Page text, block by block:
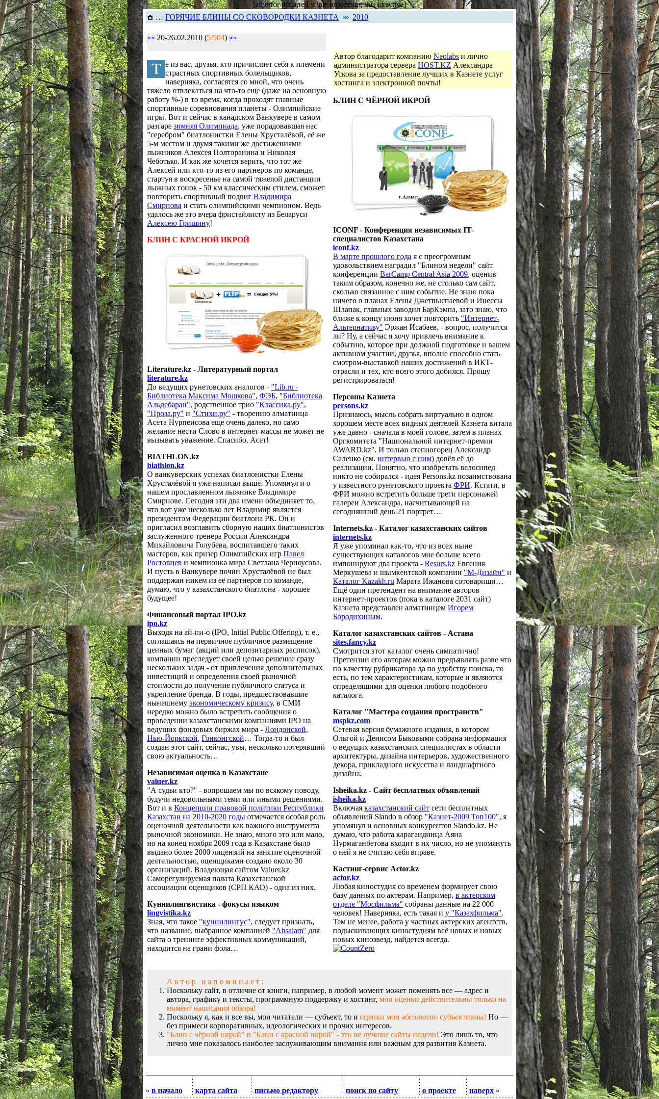
[an error occurred while processing this directive]
… ГОРЯЧИЕ БЛИНЫ СО СКОВОРОДКИ КАЗНЕТА 2010
«« 20-26.02.2010 (5/504) »»
Т е из вас, друзья, кто причисляет себя к племени
страстных спортивных болельщиков,
наверняка, согласятся со мной, что очень
тяжело отвлекаться на что-то еще (даже на основную
работу %-) в то время, когда проходят главные
спортивные соревнования планеты - Олимпийские
игры. Вот и сейчас в канадском Ванкувере в самом
разгаре зимняя Олимпиада, уже порадовавшая нас
"серебром" биатлонистки Елены Хрусталёвой, её же
5-м местом и двумя такими же достижениями
лыжников Алексея Полторанина и Николая
Чеботько. И как же хочется верить, что тот же
Алексей или кто-то из его партнеров по команде,
стартуя в воскресенье на самой тяжелой дистанции
лыжных гонок - 50 км классическим стилем, сможет
повторить спортивный подвиг Владимира
Смирнова и стать олимпийскими чемпионом. Ведь
удалось же это вчера фристайлисту из Беларуси
Алексею Гришину!
БЛИН С КРАСНОЙ ИКРОЙ
Literature.kz - Литературный портал
literature.kz
До ведущих рунетовских аналогов - "Lib.ru -
Библиотека Максима Мошкова", ФЭБ, "Библиотека
Альдебаран", родственное трио "Классика.ру",
"Проза.ру" и "Стихи.ру" - творению алматинца
Асета Нурпеисова еще очень далеко, но само
желание нести Слово в интернет-массы не может не
вызывать уважение. Спасибо, Асет!
BIATHLON.kz
biathlon.kz
О ванкуверских успехах биатлонистки Елены
Хрусталёвой я уже написал выше. Упомянул и о
нашем прославленном лыжнике Владимире
Смирнове. Сегодня эти два имени объединяет то,
что вот уже несколько лет Владимир является
президентом Федерации биатлона РК. Он и
пригласил возглавить сборную наших биатлонистов
заслуженного тренера России Александра
Михайловича Голубева, воспитавшего таких
мастеров, как призер Олимпийских игр Павел
Ростовцев и чемпионка мира Светлана Черноусова.
И пусть в Ванкувере почин Хрусталёвой не был
поддержан никем из её партнеров по команде,
думаю, что у казахстанского биатлона - хорошее
будущее!
Финансовый портал IPO.kz
ipo.kz
Выходя на ай-пи-о (IPO, Initial Public Offering), т. е.,
соглашаясь на первичное публичное размещение
ценных бумаг (акций или депозитарных расписок),
компании преследует своей целью решение сразу
нескольких задач - от привлечения дополнительных
инвестиций и определения своей рыночной
стоимости до получение публичного статуса и
укрепление бренда. В годы, предшествовавшие
нынешнему экономическому кризису, в СМИ
нередко можно было встретить сообщения о
проведении казахстанскими компаниями IPO на
ведущих фондовых биржах мира - Лондонской,
Нью-Йоркской, Гонконгской… Тогда-то и был
создан этот сайт, сейчас, увы, несколько потерявший
свою актуальность…
Независимая оценка в Казахстане
valuer.kz
"А судьи кто?" - вопрошаем мы по всякому поводу,
будучи недовольными теми или иными решениями.
Вот и в Концепции правовой политики Республики
Казахстан на 2010-2020 годы отмечается особая роль
оценочной деятельности как важного инструмента
рыночной экономики. Не знаю, много это или мало,
но на конец ноября 2009 года в Казахстане было
выдано более 2000 лицензий на занятие оценочной
деятельностью, оценщиками создано около 30
организаций. Владеющая сайтом Valuer.kz
Саморегулируемая палата Казахстанской
ассоциации оценщиков (СРП КАО) - одна из них.
Куннилингвистика - фокусы языком
lingvistika.kz
Зная, что такое "куннилингус", следует признать,
что название, выбранное компанией "Absalam" для
сайта о тренинге эффективных коммуникаций,
находится на грани фола…
Автор благодарит компанию Neolabs и лично
администратора сервера HOST.KZ Александра
Ускова за предоставление лучших в Казнете услуг
хостинга и электронной почты!
БЛИН С ЧЁРНОЙ ИКРОЙ
ICONF - Конференция независимых IT-
специалистов Казахстана
iconf.kz
В марте прошлого года я с преогромным
удовольствием наградил "Блином недели" сайт
конференции BarCamp Central Asia 2009, оценив
таким образом, конечно же, не столько сам сайт,
сколько связанное с ним событие. Не знаю пока
ничего о планах Елены Джетпыспаевой и Инессы
Шлапак, главных заводил БарКэмпа, зато знаю, что
ближе к концу июня хочет повторить "Интернет-
Альтернативу" Эржан Исабаев, - вопрос, получится
ли? Ну, а сейчас я хочу привлечь внимание к
событию, которое при должной подготовке и вашем
активном участии, друзья, вполне способно стать
смотром-выставкой наших достижений в ИКТ-
отрасли и тех, кто всего этого добился. Прошу
регистрироваться!
Персоны Казнета
persons.kz
Признаюсь, мысль собрать виртуально в одном
хорошем месте всех видных деятелей Казнета витала
уже давно - сначала в моей голове, затем в планах
Оргкомитета "Национальной интернет-премии
AWARD.kz". И только степногорец Александр
Саленко (см. интервью с ним) довёл её до
реализации. Понятно, что изобретать велосипед
никто не собирался - идея Persons.kz позаимствована
у известного рунетовского проекта ФРИ. Кстати, в
ФРИ можно встретить больше трети персонажей
галереи Александра, насчитывающей на
сегодняшний день 21 портрет…
Internets.kz - Каталог казахстанских сайтов
internets.kz
Я уже упоминал как-то, что из всех ныне
существующих каталогов мне больше всего
импонируют два проекта - Resurs.kz Евгения
Меркушева и шымкентской компании "M-Дизайн" и
Каталог Kazakh.ru Марата Ижанова сотоварищи…
Ещё один претендент на внимание авторов
интернет-проектов (пока в каталоге 2031 сайт)
Казнета представлен алматинцем Игорем
Бородихиным.
Каталог казахстанских сайтов - Астана
sites.fancy.kz
Смотрится этот каталог очень симпатично!
Претензии его авторам можно предъявлять разве что
по качеству рубрикатора да по удобству поиска, то
есть, по тем характеристикам, которые и являются
определящими для оценки любого подобного
каталога.
Каталог "Мастера создания пространств"
mspkz.com
Сетевая версия бумажного издания, в котором
Ольгой и Денисом Быковыми собрана информация
о ведущих казахстанских специалистах в области
архитектуры, дизайна интерьеров, художественного
декора, прикладного искусства и ландшафтного
дизайна.
Isheika.kz - Сайт бесплатных объявлений
isheika.kz
Включая казахстанский сайт сети бесплатных
объявлений Slandо в обзор "Казнет-2009 Топ100", я
упомянул и основных конкурентов Slando.kz. Не
думаю, что работа карагандинца Аяна
Нурмаганбетова входит в их число, но не упомянуть
о ней я не считаю себя вправе.
Кастинг-сервис Actor.kz
actor.kz
Любая киностудия со временем формирует свою
базу данных по актерам. Например, в актерском
отделе "Мосфильма" собраны данные на 22 000
человек! Наверняка, есть такая и у "Казахфильма".
Тем не менее, работа у частных актерских агентств,
подыскивающих киностудиям всё новых и новых
новых кинозвезд, найдется всегда.
А в т о р н а п о м и н а е т :
Поскольку сайт, в отличие от книги, например, в любой момент может поменять все — адрес и
автора, графику и тексты, программную поддержку и хостинг, мои оценки действительны только на
момент написания обзора!
Поскольку я, как и все вы, мои читатели — субъект, то и оценки мои абсолютно субъективны! Но —
без примеси корпоративных, идеологических и прочих интересов.
"Блин с чёрной икрой" и "Блин с красной икрой" - это не лучшие сайты недели! Это лишь то, что
лично мне показалось наиболее заслуживающим внимания или важным для развития Казнета.
« в начало карта сайта письмо редактору поиск по сайту о проекте наверх »